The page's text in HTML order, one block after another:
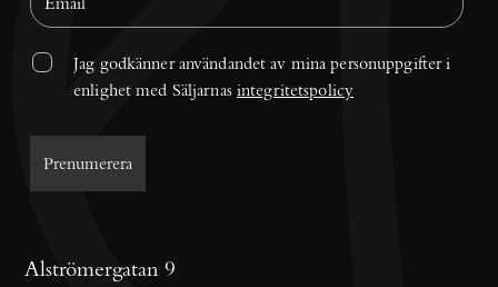
Jag godkänner användandet av mina personuppgifter i
enlighet med Säljarnas integritetspolicy
Alströmergatan 9